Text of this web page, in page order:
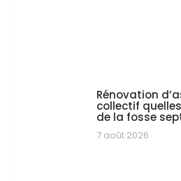
Rénovation
collectif
de la fosse
7 août 2026